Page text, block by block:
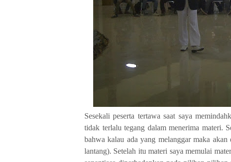
Sesekali peserta tertawa saat saya
tidak terlalu tegang dalam menerima materi.
bahwa kalau ada yang melanggar maka akan
lantang). Setelah itu materi saya memulai